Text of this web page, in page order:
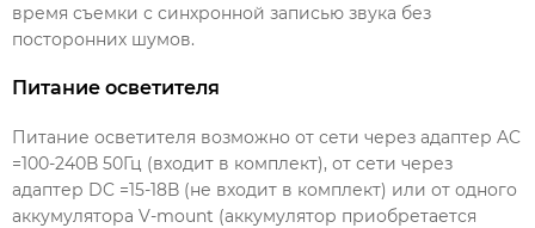
время съемки с синхронной записью звука без
посторонних шумов.
Питание осветителя
Питание осветителя возможно от сети через адаптер AC
=100-240В 50Гц (входит в комплект), от сети через
адаптер DC =15-18В (не входит в комплект) или от одного
аккумулятора V-mount (аккумулятор приобретается